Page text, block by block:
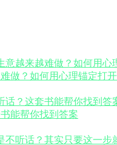
做？如何用心理锚定打
能帮你找到答案